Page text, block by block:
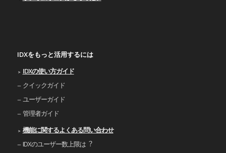
IDXをもっと活用するには
IDXの使い⽅ガイド
クイックガイド
ユーザーガイド
管理者ガイド
機能に関するよくある問い合わせ
IDXのユーザー数上限は︖